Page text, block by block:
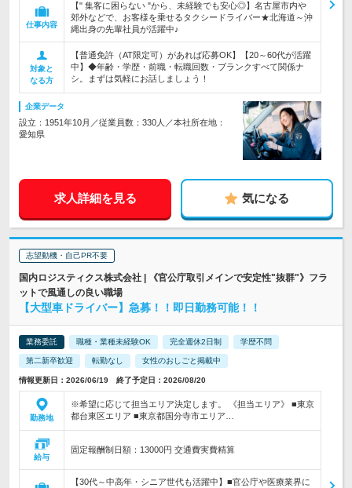
仕事内容
【" 集客に困らない "から、未経験でも安心◎】名古屋市内や
郊外などで、お客様を乗せるタクシードライバー★北海道～沖
縄出身の先輩社員が活躍中♪
対象と
なる方
【普通免許（AT限定可）があれば応募OK】【20～60代が活躍
中】◆年齢・学歴・前職・転職回数・ブランクすべて関係ナ
シ。まずは気軽にお話しましょう！
企業データ
設立：1951年10月／従業員数：330人／本社所在地：
愛知県
求人詳細を見る 気になる
志望動機・自己PR不要
国内ロジスティクス株式会社 | 《官公庁取引メインで安定性"抜群"》フラ
ットで風通しの良い職場
【大型車ドライバー】急募！！即日勤務可能！！
業務委託 職種・業種未経験OK 完全週休2日制 学歴不問
第二新卒歓迎 転勤なし 女性のおしごと掲載中
情報更新日：2026/06/19 終了予定日：2026/08/20
勤務地
※希望に応じて担当エリア決定します。 《担当エリア》 ■東京
都台東区エリア ■東京都国分寺市エリア…
給与
固定報酬制日額：13000円 交通費実費精算
【30代～中高年・シニア世代も活躍中】■官公庁や医療業界に